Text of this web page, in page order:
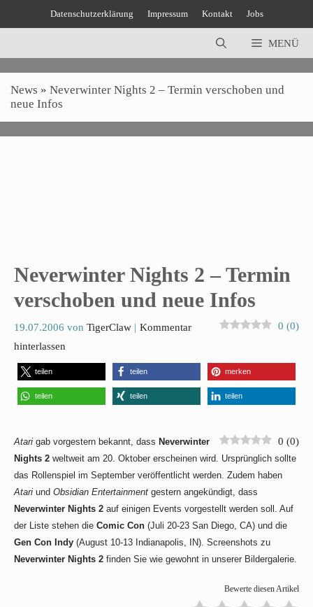
Datenschutzerklärung Impressum Kontakt Jobs
MENÜ
News » Neverwinter Nights 2 – Termin verschoben und
neue Infos
Neverwinter Nights 2 – Termin
verschoben und neue Infos
19.07.2006 von TigerClaw 0 (0)
Kommentar
hinterlassen
teilen teilen merken
teilen teilen teilen
0 (0)
Atari gab vorgestern bekannt, dass Neverwinter
Nights 2 weltweit am 20. Oktober erscheinen wird. Ursprünglich sollte
das Rollenspiel im September veröffentlicht werden. Zudem haben
Atari und Obsidian Entertainment gestern angekündigt, dass
Neverwinter Nights 2 auf einigen Events vorgestellt werden soll. Auf
der Liste stehen die Comic Con (Juli 20-23 San Diego, CA) und die
Gen Con Indy (August 10-13 Indianapolis, IN). Screenshots zu
Neverwinter Nights 2 finden Sie wie gewohnt in unserer Bildergalerie.
Bewerte diesen Artikel